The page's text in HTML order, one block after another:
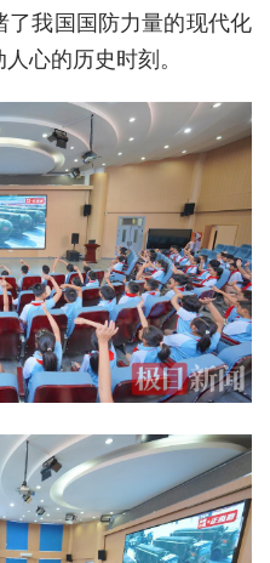
了我国国防力量的现代化
心的历史时刻。